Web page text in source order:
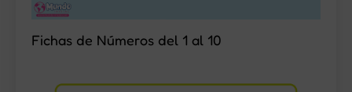
Fichas de Números del 1 al 10